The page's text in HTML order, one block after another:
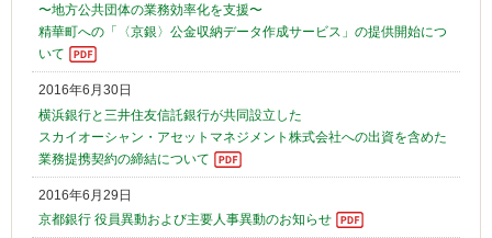
〜地方公共団体の業務効率化を支援〜
精華町への「〈京銀〉公金収納データ作成サービス」の提供開始につ
いて
2016年6月30日
横浜銀行と三井住友信託銀行が共同設立した
スカイオーシャン・アセットマネジメント株式会社への出資を含めた
業務提携契約の締結について
2016年6月29日
京都銀行 役員異動および主要人事異動のお知らせ